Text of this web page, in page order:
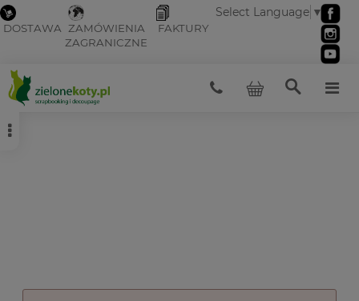
DOSTAWA ZAMÓWIENIA
ZAGRANICZNE
FAKTURY
Select Language ▼